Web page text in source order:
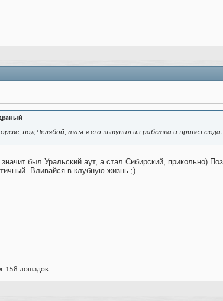
под Челябой, там я его выкупил из рабства и привез сюда.
был Уральский аут, а стал Сибирский, прикольно)
Вливайся в клубную жизнь ;)
158 лошадок